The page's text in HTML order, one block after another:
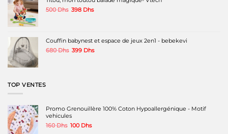
produit
500Dhs Le
500 Dhs.
398 DhsLe
398 Dhs.
Couffin babynest et espace de jeux 2en1 - bebekevi
680Dhs Le
399 DhsLe
TOP VENTES
Promo Grenouillère 100% Coton Hypoallergénique - Motif
vehicules
160Dhs Le
100 DhsLe